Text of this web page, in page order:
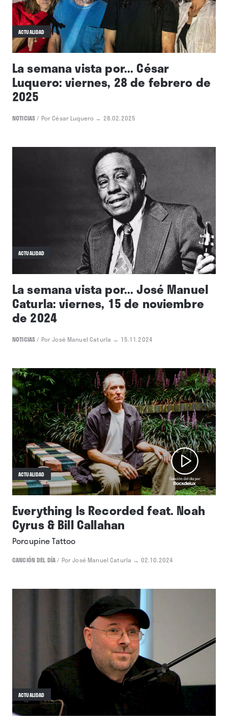
ACTUALIDAD
La semana vista por... César
Luquero: viernes, 28 de febrero de
2025
NOTICIAS/ Por César Luquero → 28.02.2025
ACTUALIDAD
La semana vista por... José Manuel
Caturla: viernes, 15 de noviembre
de 2024
NOTICIAS/ Por José Manuel Caturla → 15.11.2024
ACTUALIDAD
Everything Is Recorded feat. Noah
Cyrus & Bill Callahan
Porcupine Tattoo
CANCIÓN DEL DÍA/ Por José Manuel Caturla → 02.10.2024
ACTUALIDAD